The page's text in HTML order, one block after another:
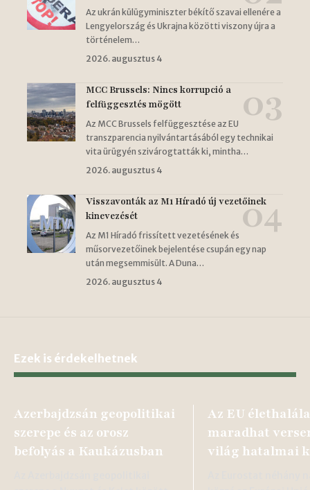
Az ukrán külügyminiszter békítő szavai ellenére a
Lengyelország és Ukrajna közötti viszony újra a
történelem…
2026. augusztus 4
MCC Brussels: Nincs korrupció a
felfüggesztés mögött
Az MCC Brussels felfüggesztése az EU
transzparencia nyilvántartásából egy technikai
vita ürügyén szivárogtatták ki, mintha…
2026. augusztus 4
Visszavonták az M1 Híradó új vezetőinek
kinevezését
Az M1 Híradó frissített vezetésének és
műsorvezetőinek bejelentése csupán egy nap
után megsemmisült. A Duna…
2026. augusztus 4
Ezek is érdekelhetnek
Azerbajdzsán geopolitikai
szerepe és az orosz
befolyás a Kaukázusban
Az EU
maradhat
világ hatalmai